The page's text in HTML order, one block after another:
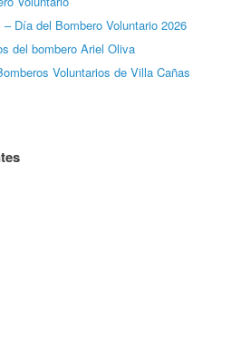
Día del Bombero Voluntario 2026
del bombero Ariel Oliva
Voluntarios de Villa Cañas